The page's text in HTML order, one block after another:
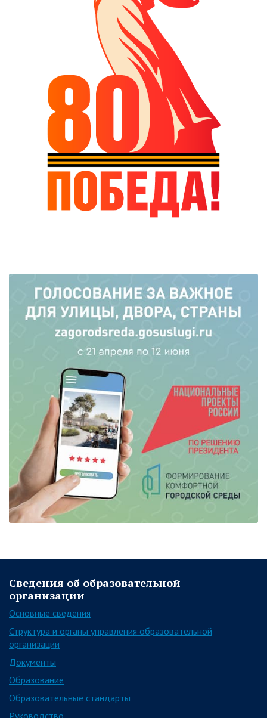
Сведения об образовательной
организации
Основные сведения
Структура и органы управления образовательной
организации
Документы
Образование
Образовательные стандарты
Руководство